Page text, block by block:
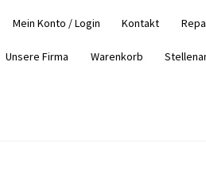
Mein Konto / Login Kontakt
Unsere Firma Warenkorb